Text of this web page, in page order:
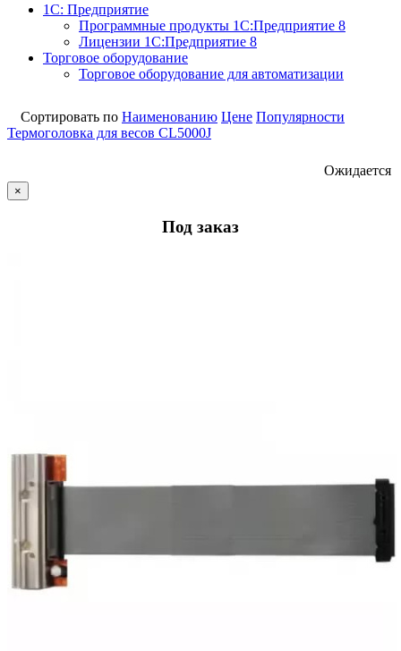
1С: Предприятие
Программные продукты 1С:Предприятие 8
Лицензии 1С:Предприятие 8
Торговое оборудование
Торговое оборудование для автоматизации
Сортировать по Наименованию Цене Популярности
Термоголовка для весов CL5000J
Ожидается
×
Под заказ